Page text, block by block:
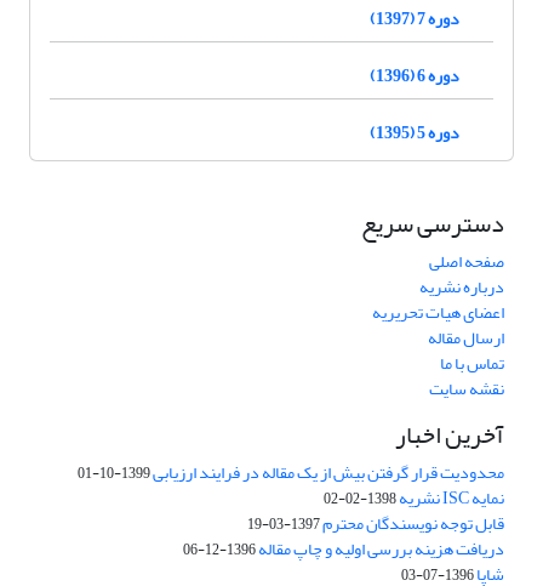
دوره 7 (1397)
دوره 6 (1396)
دوره 5 (1395)
دسترسی سریع
صفحه اصلی
درباره نشریه
اعضای هیات تحریریه
ارسال مقاله
تماس با ما
نقشه سایت
آخرین اخبار
محدودیت قرار گرفتن بیش از یک مقاله در فرایند ارزیابی1399-10-01
نمایه ISC نشریه 1398-02-02
قابل توجه نویسندگان محترم1397-03-19
دریافت هزینه بررسی اولیه و چاپ مقاله1396-12-06
شاپا1396-07-03